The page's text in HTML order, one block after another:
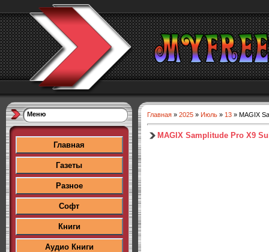
Меню
Главная
Газеты
Разное
Софт
Книги
Аудио Книги
Главная » 2025 » Июль » 13 » MAGIX
MAGIX Samplitude Pro X9